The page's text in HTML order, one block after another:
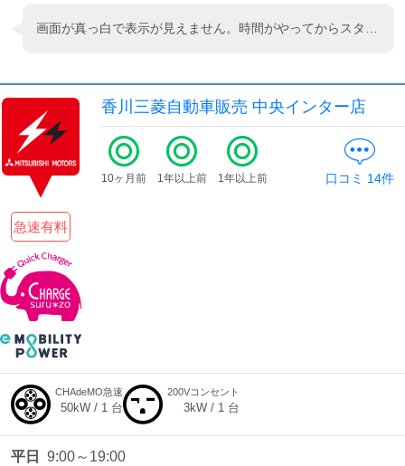
香川三菱自動車販売 中央インター店
急速有料
10ヶ月前 1年以上前 1年以上前 口コミ 14件
CHAdeMO急速
50kW / 1 台
200Vコンセント
3kW / 1 台
平日
9:00～19:00